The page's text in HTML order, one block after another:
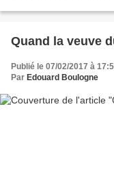
Quand la veuve
Publié le 07/02/2017 à
Par Edouard Boulogne